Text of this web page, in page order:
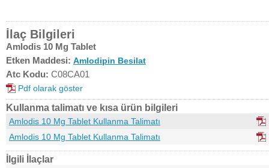
İlaç Bilgileri
Amlodis 10 Mg Tablet
Etken Maddesi: Amlodipin Besilat
Atc Kodu: C08CA01
Pdf olarak göster
Kullanma talimatı ve kısa ürün bilgileri
Amlodis 10 Mg Tablet Kullanma Talimatı
Amlodis 10 Mg Tablet Kullanma Talimatı
İlgili İlaçlar